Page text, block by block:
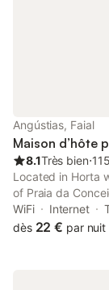
Angústias, Faial
Maison d’hôte
8.1Très bien⋅
Located in Horta
of Praia da
rooms with free
relax or dine
WiFi Internet
dès 22 € par nuit